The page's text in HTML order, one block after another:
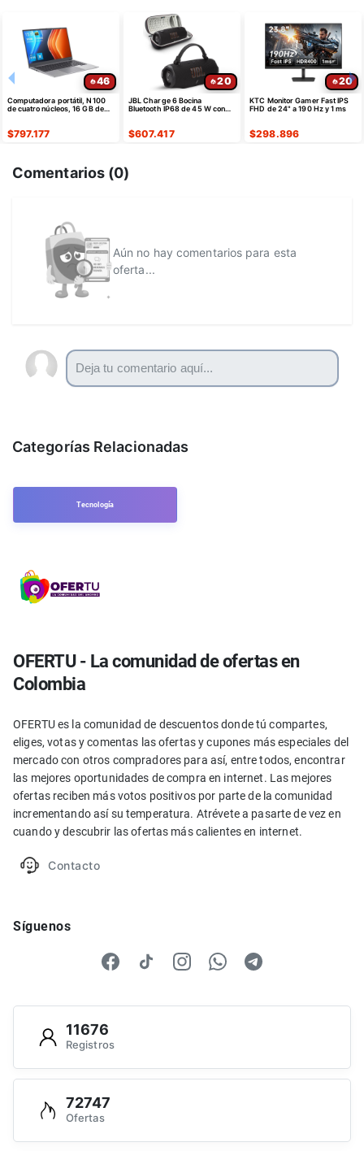
46
Computadora portátil, N100
de cuatro núcleos, 16 GB de
$797.177
20
JBL Charge 6 Bocina
Bluetooth IP68 de 45 W con
$607.417
20
KTC Monitor Gamer Fast IPS
FHD de 24" a 190 Hz y 1 ms
$298.896
Comentarios (0)
Aún no hay comentarios para esta
oferta...
Categorías Relacionadas
Tecnología
OFERTU - La comunidad de ofertas en
Colombia
OFERTU es la comunidad de descuentos donde tú compartes,
eliges, votas y comentas las ofertas y cupones más especiales del
mercado con otros compradores para así, entre todos, encontrar
las mejores oportunidades de compra en internet. Las mejores
ofertas reciben más votos positivos por parte de la comunidad
incrementando así su temperatura. Atrévete a pasarte de vez en
cuando y descubrir las ofertas más calientes en internet.
Contacto
Síguenos
11676
Registros
72747
Ofertas